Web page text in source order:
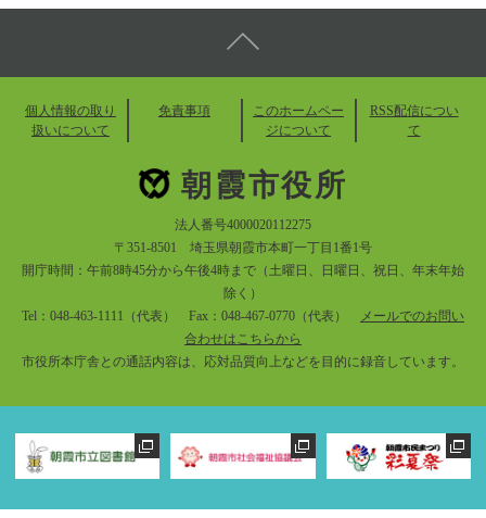
個人情報の取り
扱いについて
免責事項
このホームペー
ジについて
RSS配信につい
て
朝霞市役所
法人番号4000020112275
〒351-8501 埼玉県朝霞市本町一丁目1番1号
開庁時間：午前8時45分から午後4時まで（土曜日、日曜日、祝日、年末年始
除く）
Tel：048-463-1111（代表） Fax：048-467-0770（代表）
メールでのお問い
合わせはこちらから
市役所本庁舎との通話内容は、応対品質向上などを目的に録音しています。